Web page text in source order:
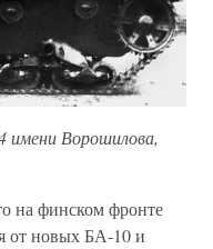
имени Ворошилова,
на финском фронте
от новых БА-10 и